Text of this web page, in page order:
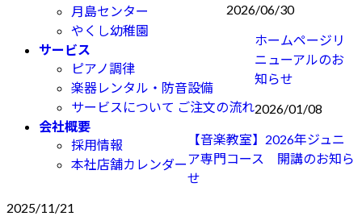
月島センター
やくし幼稚園
サービス
ピアノ調律
楽器レンタル・防音設備
サービスについて ご注文の流れ
会社概要
採用情報
本社店舗カレンダー
2026/06/30
ホームページリ
ニューアルのお
知らせ
2026/01/08
【音楽教室】2026年ジュニ
ア専門コース 開講のお知ら
せ
2025/11/21